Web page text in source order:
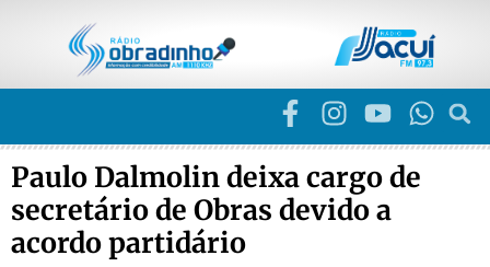
Paulo Dalmolin deixa cargo de
secretário de Obras devido a
acordo partidário